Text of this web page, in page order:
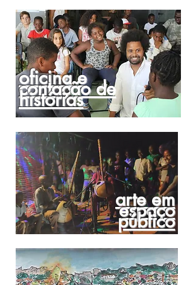
oficina e
contação de
histórias
arte em
espaço
público